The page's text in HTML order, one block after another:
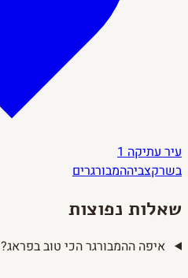
עיר עתיקה1
בשרקצביההמבורגרים
שאלות נפוצות
איפה ההמבורגר הכי טוב בפראג?